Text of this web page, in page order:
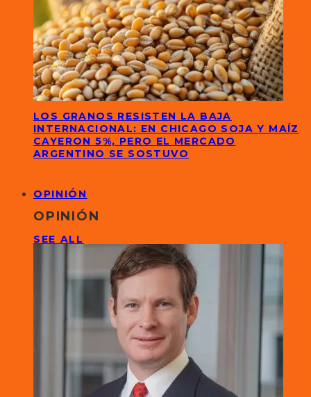
LOS GRANOS RESISTEN LA BAJA
INTERNACIONAL: EN CHICAGO SOJA Y MAÍZ
CAYERON 5%, PERO EL MERCADO
ARGENTINO SE SOSTUVO
OPINIÓN
OPINIÓN
SEE ALL